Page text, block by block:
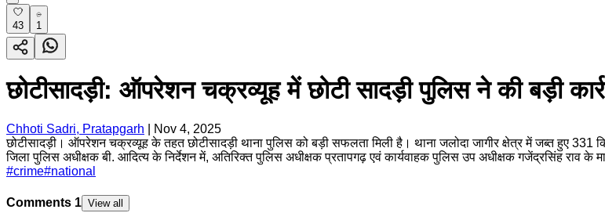
43 1
छोटीसादड़ी: ऑपरेशन चक्रव्यूह में छोटी सादड़ी पुलिस ने की बड़ी
Chhoti Sadri, Pratapgarh
Nov 4, 2025
छोटीसादड़ी। ऑपरेशन चक्रव्यूह के तहत छोटीसादड़ी थाना पुलिस को बड़ी सफलता मिली है। थाना जलोदा जागीर क्षेत्र में जब्त हुए
जिला पुलिस अधीक्षक बी. आदित्य के निर्देशन में, अतिरिक्त पुलिस अधीक्षक प्रतापगढ़ एवं कार्यवाहक पुलिस उप अधीक्षक गजेंद्रसिंह राव के
#crime#national
Comments 1 View all